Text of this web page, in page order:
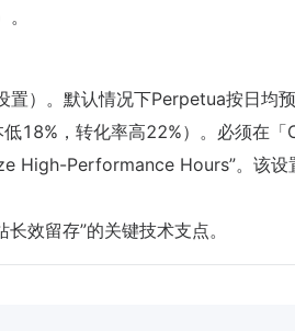
。
）。默认情况下Perpetua按日均
18%，转化率高22%）。必须在
High-Performance Hours”。该设
效留存”的关键技术支点。